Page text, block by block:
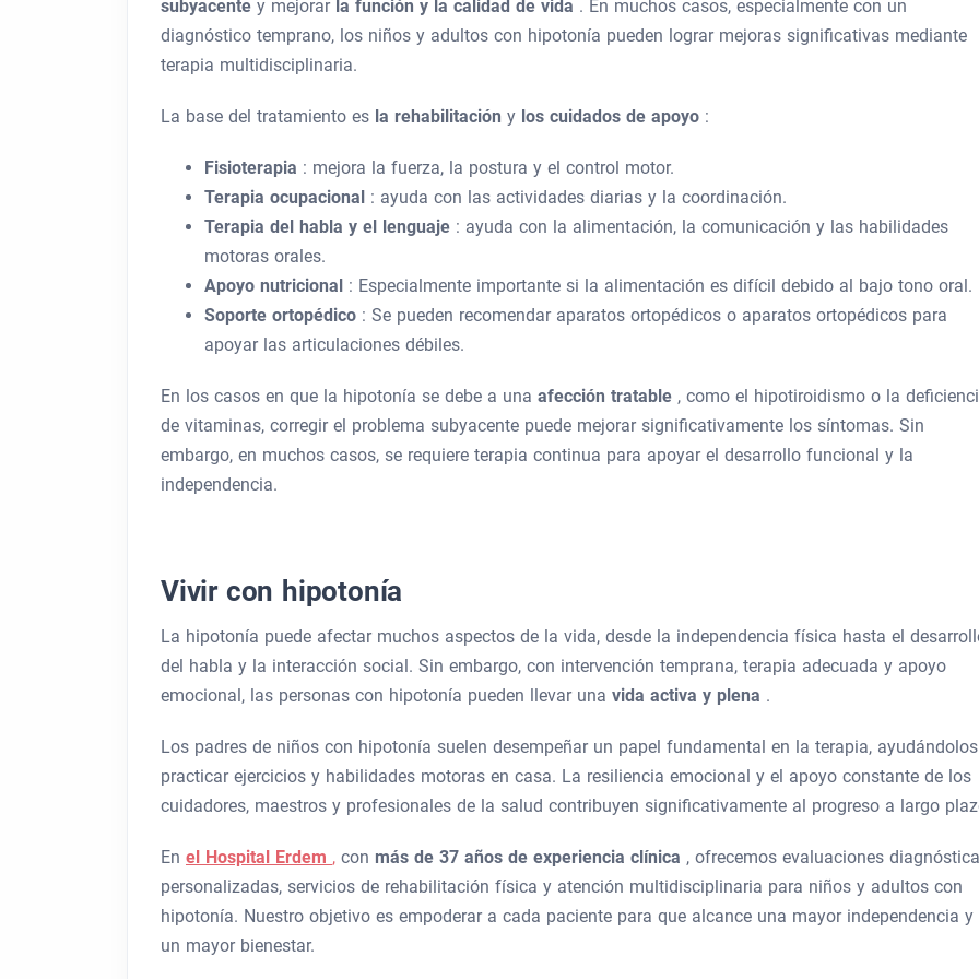
subyacente y mejorar la función y la calidad de vida . En muchos casos, especialmente con un
diagnóstico temprano, los niños y adultos con hipotonía pueden lograr mejoras significativas mediante
terapia multidisciplinaria.
La base del tratamiento es la rehabilitación y los cuidados de apoyo :
Fisioterapia : mejora la fuerza, la postura y el control motor.
Terapia ocupacional : ayuda con las actividades diarias y la coordinación.
Terapia del habla y el lenguaje : ayuda con la alimentación, la comunicación y las habilidades
motoras orales.
Apoyo nutricional : Especialmente importante si la alimentación es difícil debido al bajo tono oral.
Soporte ortopédico : Se pueden recomendar aparatos ortopédicos o aparatos ortopédicos para
apoyar las articulaciones débiles.
En los casos en que la hipotonía se debe a una afección tratable , como el hipotiroidismo o la
de vitaminas, corregir el problema subyacente puede mejorar significativamente los síntomas. Sin
embargo, en muchos casos, se requiere terapia continua para apoyar el desarrollo funcional y la
independencia.
Vivir con hipotonía
La hipotonía puede afectar muchos aspectos de la vida, desde la independencia física hasta el
del habla y la interacción social. Sin embargo, con intervención temprana, terapia adecuada y apoyo
emocional, las personas con hipotonía pueden llevar una vida activa y plena .
Los padres de niños con hipotonía suelen desempeñar un papel fundamental en la terapia,
practicar ejercicios y habilidades motoras en casa. La resiliencia emocional y el apoyo constante de los
cuidadores, maestros y profesionales de la salud contribuyen significativamente al progreso a largo
En el Hospital Erdem , con más de 37 años de experiencia clínica , ofrecemos evaluaciones
personalizadas, servicios de rehabilitación física y atención multidisciplinaria para niños y adultos con
hipotonía. Nuestro objetivo es empoderar a cada paciente para que alcance una mayor independencia y
un mayor bienestar.